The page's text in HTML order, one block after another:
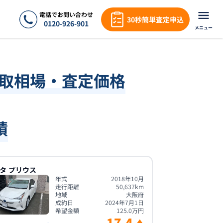
電話でお問い合わせ
0120-926-901 30秒簡単査定申込
メニュー
相場・査定価格
プリウス
年式
2018年10月
走行距離
50,637km
地域
大阪府
成約日
2024年7月1日
希望金額
125.0万円